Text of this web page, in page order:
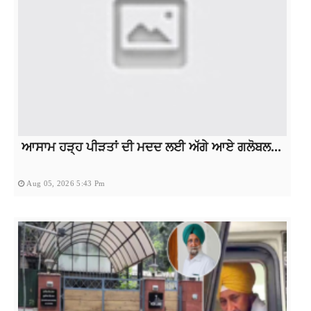
ਆਸਾਮ ਹੜ੍ਹ ਪੀੜਤਾਂ ਦੀ ਮਦਦ ਲਈ ਅੱਗੇ ਆਏ ਗਲੋਬਲ...
Aug 05, 2026 5:43 Pm